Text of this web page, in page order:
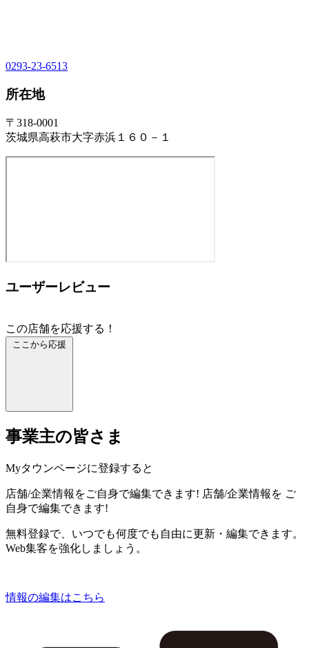
0293-23-6513
所在地
〒318-0001
茨城県高萩市大字赤浜１６０－１
ユーザーレビュー
この店舗を応援する！
ここから応援
事業主の皆さま
Myタウンページに登録すると
店舗/企業情報をご自身で編集できます! 店舗/企業情報を ご
自身で編集できます!
無料登録で、いつでも何度でも自由に更新・編集できます。
Web集客を強化しましょう。
情報の編集はこちら